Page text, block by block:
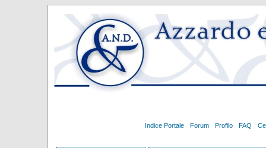
Indice Portale Forum Profilo FAQ